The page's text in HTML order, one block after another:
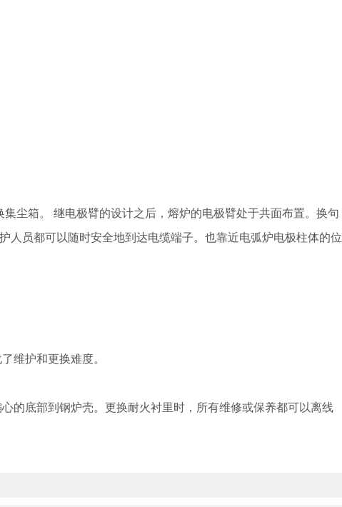
箱。 继电极臂的设计之后，熔炉的电极臂处于共面布置。换句
人员都可以随时安全地到达电缆端子。也靠近电弧炉电极柱体的位
维护和更换难度。
的底部到钢炉壳。更换耐火衬里时，所有维修或保养都可以离线